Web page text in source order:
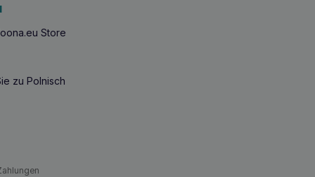
Store
zu Polnisch